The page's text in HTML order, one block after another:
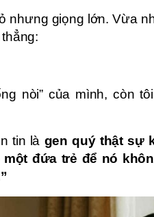
nhưng giọng lớn. Vừa
nòi” của mình, còn
tin là gen quý thật sự
đứa trẻ để nó